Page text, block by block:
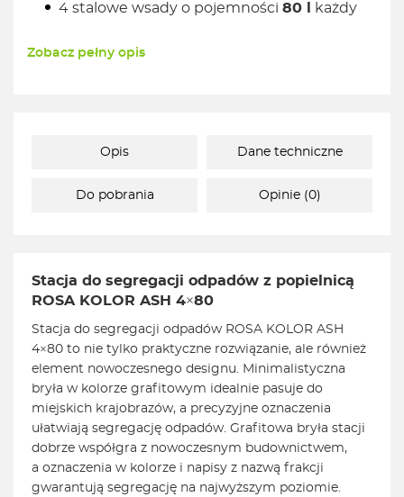
4 stalowe wsady o pojemności 80 l każdy
Zobacz pełny opis
Opis Dane techniczne
Do pobrania Opinie (0)
Stacja do segregacji odpadów z popielnicą
ROSA KOLOR ASH 4×80
Stacja do segregacji odpadów ROSA KOLOR ASH
4×80 to nie tylko praktyczne rozwiązanie, ale również
element nowoczesnego designu. Minimalistyczna
bryła w kolorze grafitowym idealnie pasuje do
miejskich krajobrazów, a precyzyjne oznaczenia
ułatwiają segregację odpadów. Grafitowa bryła stacji
dobrze współgra z nowoczesnym budownictwem,
a oznaczenia w kolorze i napisy z nazwą frakcji
gwarantują segregację na najwyższym poziomie.